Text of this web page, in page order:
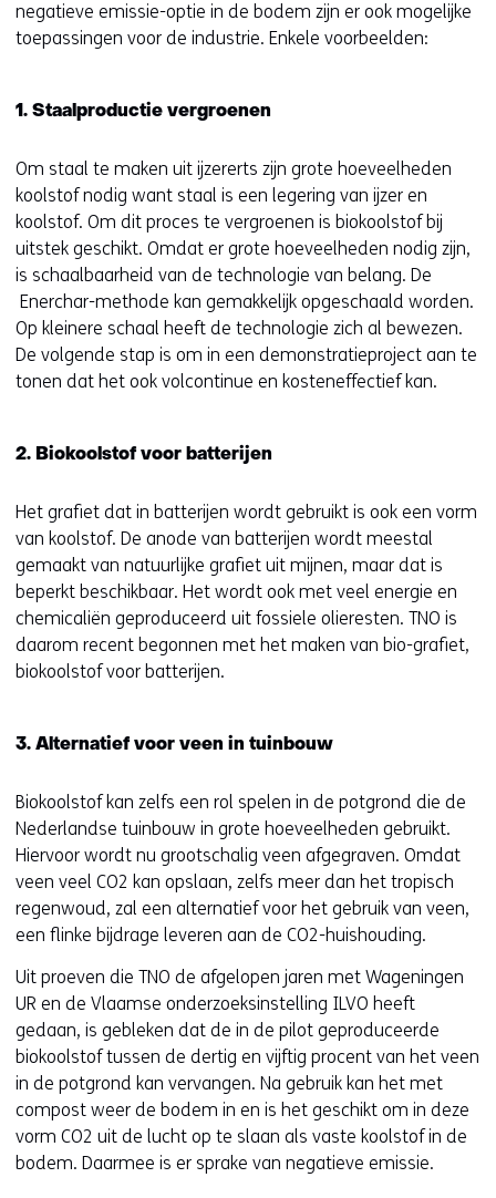
negatieve emissie-optie in de bodem zijn er ook mogelijke
toepassingen voor de industrie. Enkele voorbeelden:
1. Staalproductie vergroenen
Om staal te maken uit ijzererts zijn grote hoeveelheden
koolstof nodig want staal is een legering van ijzer en
koolstof. Om dit proces te vergroenen is biokoolstof bij
uitstek geschikt. Omdat er grote hoeveelheden nodig zijn,
is schaalbaarheid van de technologie van belang. De
Enerchar-methode kan gemakkelijk opgeschaald worden.
Op kleinere schaal heeft de technologie zich al bewezen.
De volgende stap is om in een demonstratieproject aan te
tonen dat het ook volcontinue en kosteneffectief kan.
2. Biokoolstof voor batterijen
Het grafiet dat in batterijen wordt gebruikt is ook een vorm
van koolstof. De anode van batterijen wordt meestal
gemaakt van natuurlijke grafiet uit mijnen, maar dat is
beperkt beschikbaar. Het wordt ook met veel energie en
chemicaliën geproduceerd uit fossiele olieresten. TNO is
daarom recent begonnen met het maken van bio-grafiet,
biokoolstof voor batterijen.
3. Alternatief voor veen in tuinbouw
Biokoolstof kan zelfs een rol spelen in de potgrond die de
Nederlandse tuinbouw in grote hoeveelheden gebruikt.
Hiervoor wordt nu grootschalig veen afgegraven. Omdat
veen veel CO2 kan opslaan, zelfs meer dan het tropisch
regenwoud, zal een alternatief voor het gebruik van veen,
een flinke bijdrage leveren aan de CO2-huishouding.
Uit proeven die TNO de afgelopen jaren met Wageningen
UR en de Vlaamse onderzoeksinstelling ILVO heeft
gedaan, is gebleken dat de in de pilot geproduceerde
biokoolstof tussen de dertig en vijftig procent van het veen
in de potgrond kan vervangen. Na gebruik kan het met
compost weer de bodem in en is het geschikt om in deze
vorm CO2 uit de lucht op te slaan als vaste koolstof in de
bodem. Daarmee is er sprake van negatieve emissie.